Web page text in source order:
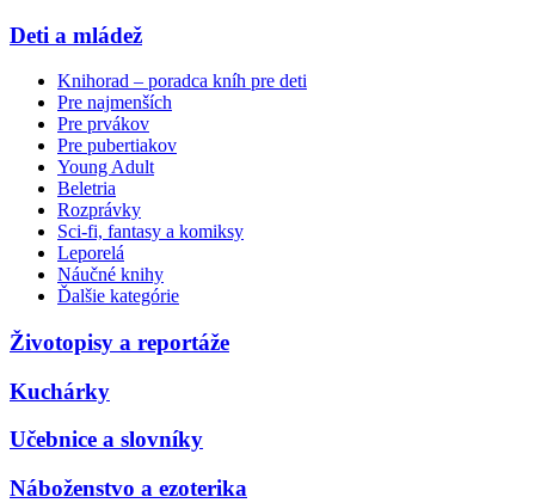
Deti a mládež
Knihorad – poradca kníh pre deti
Pre najmenších
Pre prvákov
Pre pubertiakov
Young Adult
Beletria
Rozprávky
Sci-fi, fantasy a komiksy
Leporelá
Náučné knihy
Ďalšie kategórie
Životopisy a reportáže
Kuchárky
Učebnice a slovníky
Náboženstvo a ezoterika